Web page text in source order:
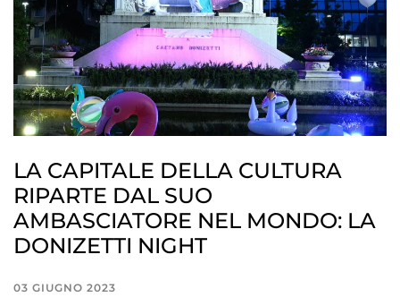
LA CAPITALE DELLA CULTURA
RIPARTE DAL SUO
AMBASCIATORE NEL MONDO: LA
DONIZETTI NIGHT
03 GIUGNO 2023